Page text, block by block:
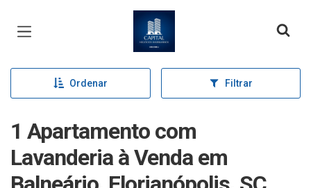
Página inicial
Ordenar Filtrar
1 Apartamento com
Lavanderia à Venda em